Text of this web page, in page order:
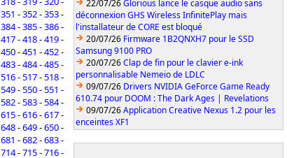
22/07/26Glorious lance le casque audio sans
déconnexion GHS Wireless InfinitePlay mais
l'installateur de CORE est bloqué
20/07/26 Firmware 1B2QNXH7 pour le SSD
Samsung 9100 PRO
20/07/26Clap de fin pour le clavier e-ink
personnalisable Nemeio de LDLC
09/07/26 Drivers NVIDIA GeForce Game Ready
610.74 pour DOOM : The Dark Ages | Revelations
09/07/26Application Creative Nexus 1.2 pour les
enceintes XF1
351 -352-353-
384-385-386-
417-418-419-
450-451 -452-
483-484-485-
516-517-518-
549-550-551 -
582-583-584-
615-616-617-
648-649-650-
681 -682-683-
714-715-716-